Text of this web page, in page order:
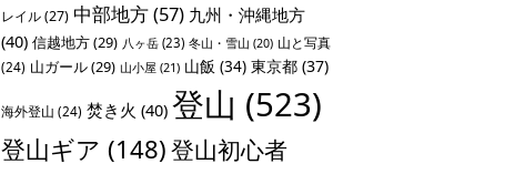
レイル(27) 中部地方(57) 九州・沖縄地方
(40) 信越地方(29) 八ヶ岳 (23) 冬山・雪山 (20) 山と写真
(24) 山ガール(29) 山小屋 (21) 山飯 (34) 東京都 (37)
海外登山 (24) 焚き火 (40) 登山 (523)
登山ギア (148)登山初心者